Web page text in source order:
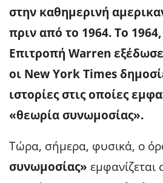
στην καθημερινή
πριν από το 1964. Το
Επιτροπή Warren
οι New York Times
ιστορίες στις οποίες
«θεωρία συνωμοσίας».
Τώρα, σήμερα, φυσικά, ο
συνωμοσίας» εμφανίζεται